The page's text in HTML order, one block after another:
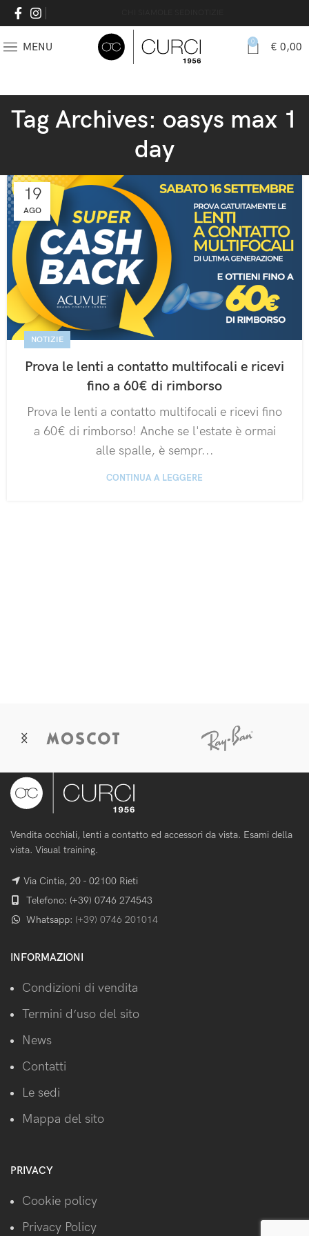
MENU 0 € 0,00
Tag Archives: oasys max 1
day
19
AGO
NOTIZIE
Prova le lenti a contatto multifocali e ricevi
fino a 60€ di rimborso
Prova le lenti a contatto multifocali e ricevi fino
a 60€ di rimborso! Anche se l'estate è ormai
alle spalle, è sempr...
CONTINUA A LEGGERE
Vendita occhiali, lenti a contatto ed accessori da vista. Esami della
vista. Visual training.
Via Cintia, 20 - 02100 Rieti
Telefono: (+39) 0746 274543
Whatsapp: (+39) 0746 201014
INFORMAZIONI
Condizioni di vendita
Termini d’uso del sito
News
Contatti
Le sedi
Mappa del sito
PRIVACY
Cookie policy
Privacy Policy